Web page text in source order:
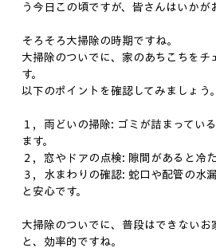
う今日この頃ですが、皆さんはいかが
そろそろ大掃除の時期ですね。
大掃除のついでに、家のあちこちをチ
す。
以下のポイントを確認してみましょう。
１，雨どいの掃除: ゴミが詰まってい
ます。
２，窓やドアの点検: 隙間があると冷
３，水まわりの確認: 蛇口や配管の水
と安心です。
大掃除のついでに、普段はできないお
と、効率的ですね。